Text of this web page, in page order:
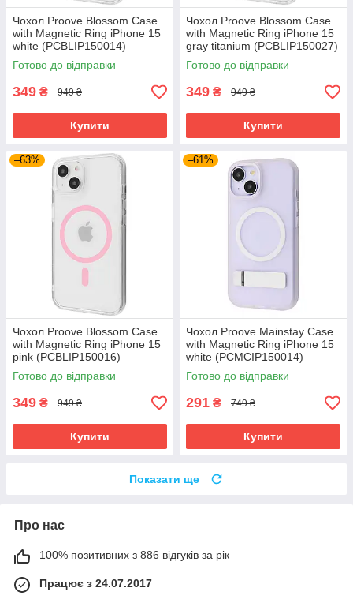
Чохол Proove Blossom Case
with Magnetic Ring iPhone 15
white (PCBLIP150014)
Готово до відправки
349 ₴ 949 ₴
Купити
Чохол Proove Blossom Case
with Magnetic Ring iPhone 15
gray titanium (PCBLIP150027)
Готово до відправки
349 ₴ 949 ₴
Купити
–63%
Чохол Proove Blossom Case
with Magnetic Ring iPhone 15
pink (PCBLIP150016)
Готово до відправки
349 ₴ 949 ₴
Купити
–61%
Чохол Proove Mainstay Case
with Magnetic Ring iPhone 15
white (PCMCIP150014)
Готово до відправки
291 ₴ 749 ₴
Купити
Показати ще
Про нас
100% позитивних з 886 відгуків за рік
Працює з 24.07.2017